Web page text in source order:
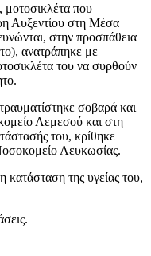
μοτοσικλέτα που
Αυξεντίου στη Μέσα
στην προσπάθεια
ανατράπηκε με
του να συρθούν
σοβαρά και
Λεμεσού και στη
του, κρίθηκε
Λευκωσίας.
κατάσταση της υγείας του,